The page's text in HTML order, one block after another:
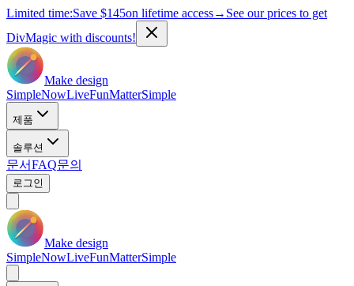
Limited time:Save $145on lifetime access→ See our prices to get
DivMagic with discounts!
Make design
SimpleNowLiveFunMatterSimple
제품
솔루션
문서FAQ문의
로그인
Make design
SimpleNowLiveFunMatterSimple